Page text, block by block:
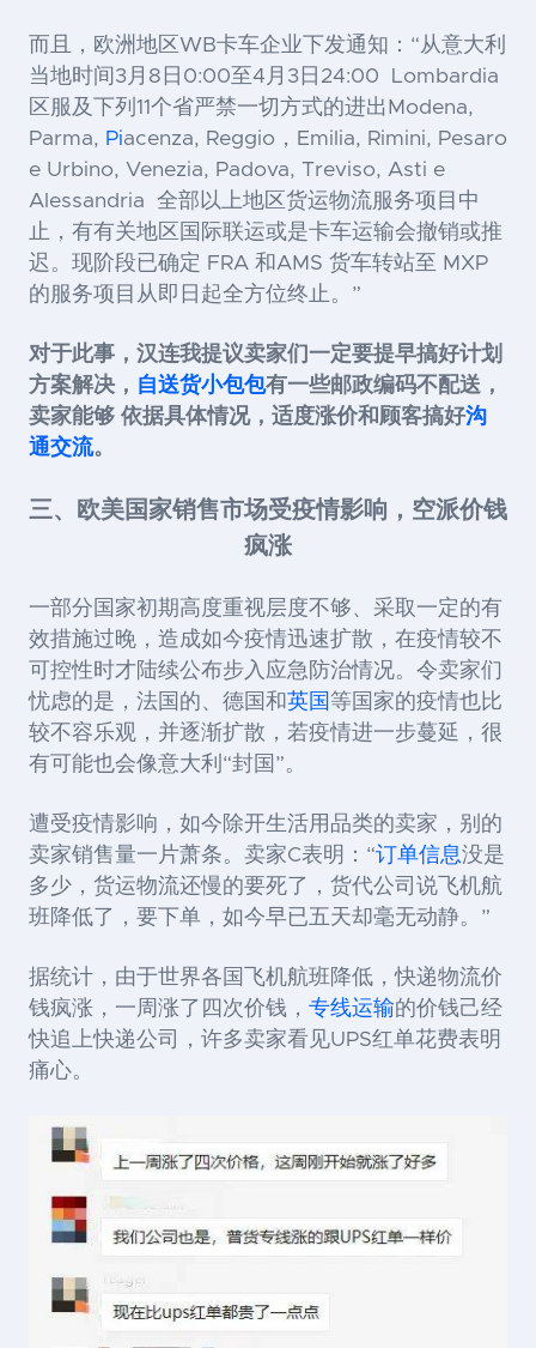
而且，欧洲地区WB卡车企业下发通知：“从意大利
当地时间3月8日0:00至4月3日24:00 Lombardia
区服及下列11个省严禁一切方式的进出Modena,
Parma, Piacenza, Reggio，Emilia, Rimini, Pesaro
e Urbino, Venezia, Padova, Treviso, Asti e
Alessandria 全部以上地区货运物流服务项目中
止，有有关地区国际联运或是卡车运输会撤销或推
迟。现阶段已确定 FRA 和AMS 货车转站至 MXP
的服务项目从即日起全方位终止。”
对于此事，汉连我提议卖家们一定要提早搞好计划
方案解决，
自送货小包包有一些邮政编码不配送，
卖家能够 依据具体情况，适度涨价和顾客搞好沟
通交流。
三、欧美国家销售市场受疫情影响，空派价钱
疯涨
一部分国家初期高度重视层度不够、采取一定的有
效措施过晚，造成如今疫情迅速扩散，在疫情较不
可控性时才陆续公布步入应急防治情况。令卖家们
忧虑的是，法国的、德国和英国 等国家的疫情也比
较不容乐观，并逐渐扩散，若疫情进一步蔓延，很
有可能也会像意大利“封国”。
遭受疫情影响，如今除开生活用品类的卖家，别的
卖家销售量一片萧条。卖家C表明：“订单信息没是
多少，货运物流还慢的要死了，货代公司说飞机航
班降低了，要下单，如今早已五天却毫无动静。”
据统计，由于世界各国飞机航班降低，快递物流价
钱疯涨，一周涨了四次价钱， 专线运输的价钱己经
快追上快递公司，许多卖家看见UPS红单花费表明
痛心。